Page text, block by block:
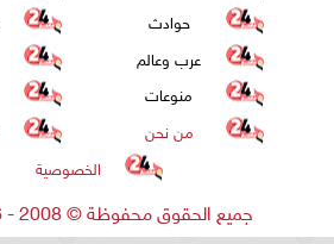
حوادث
عرب وعالم
منوعات
من نحن
الخصوصية
جميع الحقوق محفوظة©